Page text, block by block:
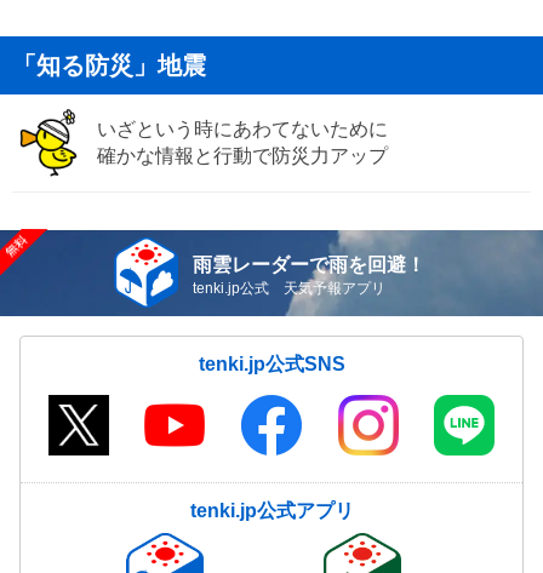
「知る防災」地震
いざという時にあわてないために
確かな情報と行動で防災力アップ
雨雲レーダーで雨を回避！
tenki.jp公式 天気予報アプリ
tenki.jp公式SNS
tenki.jp公式アプリ